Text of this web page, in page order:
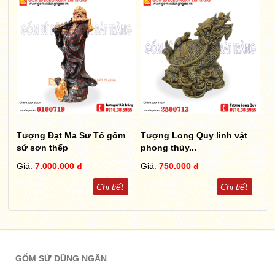
Tượng Đạt Ma Sư Tổ gốm
sứ sơn thếp
Giá:7.000.000 đ
Chi tiết
Tượng Long Quy linh vật
phong thủy...
Giá: 750.000 đ
Chi tiết
GỐM SỨ DŨNG NGÂN